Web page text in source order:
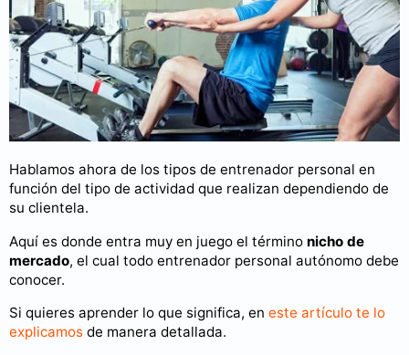
Hablamos ahora de los tipos de entrenador personal en
función del tipo de actividad que realizan dependiendo de
su clientela.
Aquí es donde entra muy en juego el término nicho de
mercado, el cual todo entrenador personal autónomo debe
conocer.
Si quieres aprender lo que significa, en este artículo te lo
explicamos de manera detallada.